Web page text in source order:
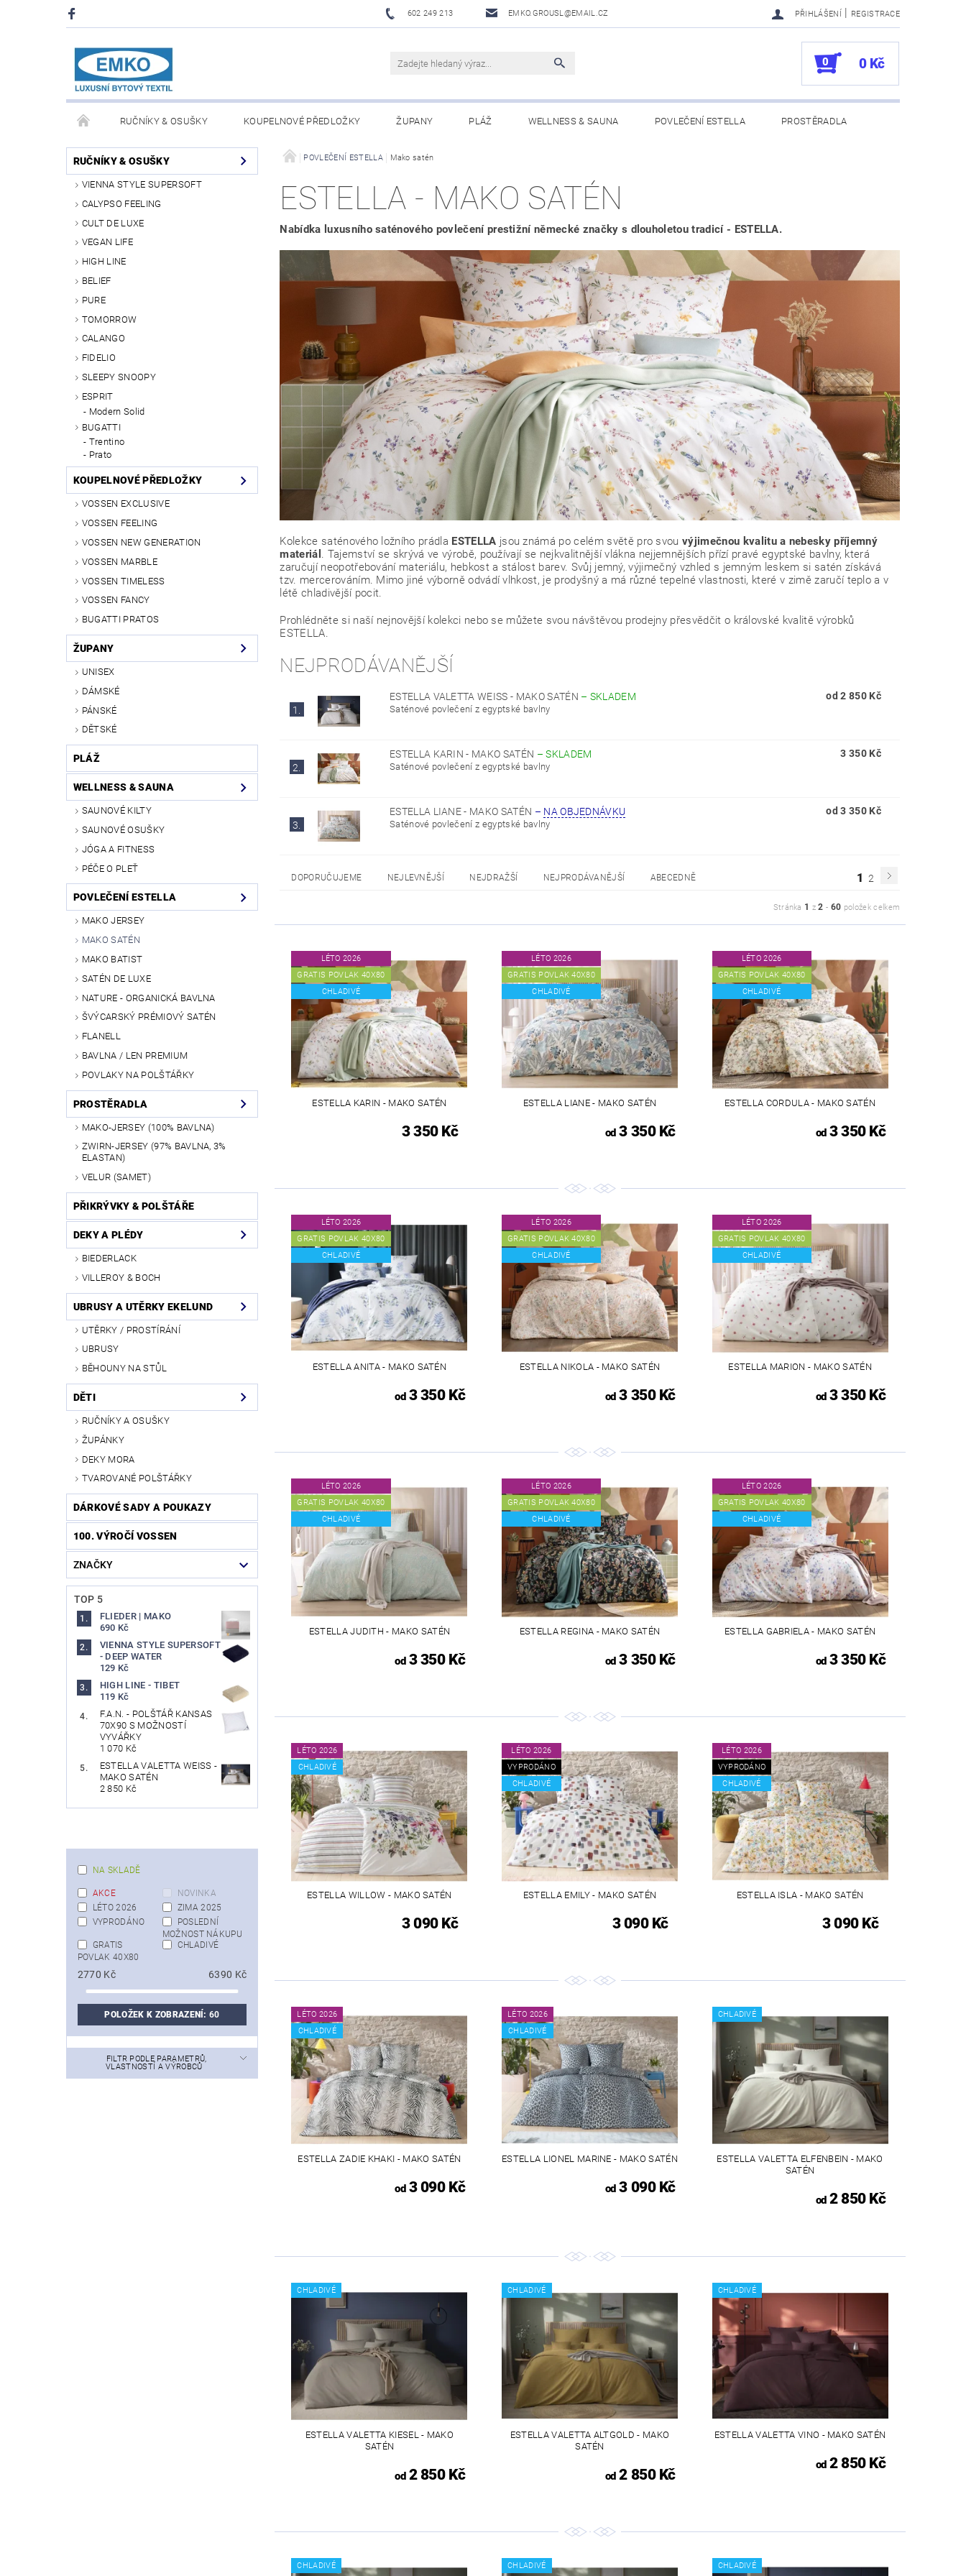
602 249 213 EMKO.GROUSL@EMAIL.CZ PŘIHLÁŠENÍ | REGISTRACE
0 0 Kč
RUČNÍKY & OSUŠKY KOUPELNOVÉ PŘEDLOŽKY ŽUPANY PLÁŽ WELLNESS & SAUNA POVLEČENÍ ESTELLA PROSTĚRADLA
PŘIKRÝVKY & POLŠTÁŘE DEKY A PLÉDY UBRUSY A UTĚRKY EKELUND
OBCHODNÍ PODMÍNKY NAPIŠTE NÁM
RUČNÍKY & OSUŠKY
VIENNA STYLE SUPERSOFT
CALYPSO FEELING
CULT DE LUXE
VEGAN LIFE
HIGH LINE
BELIEF
PURE
TOMORROW
CALANGO
FIDELIO
SLEEPY SNOOPY
ESPRIT
Modern Solid
BUGATTI
Trentino
Prato
KOUPELNOVÉ PŘEDLOŽKY
VOSSEN EXCLUSIVE
VOSSEN FEELING
VOSSEN NEW GENERATION
VOSSEN MARBLE
VOSSEN TIMELESS
VOSSEN FANCY
BUGATTI PRATOS
ŽUPANY
UNISEX
DÁMSKÉ
PÁNSKÉ
DĚTSKÉ
PLÁŽ
WELLNESS & SAUNA
SAUNOVÉ KILTY
SAUNOVÉ OSUŠKY
JÓGA A FITNESS
PÉČE O PLEŤ
POVLEČENÍ ESTELLA
MAKO JERSEY
MAKO SATÉN
MAKO BATIST
SATÉN DE LUXE
NATURE - ORGANICKÁ BAVLNA
ŠVÝCARSKÝ PRÉMIOVÝ SATÉN
FLANELL
BAVLNA / LEN PREMIUM
POVLAKY NA POLŠTÁŘKY
PROSTĚRADLA
MAKO-JERSEY (100% BAVLNA)
ZWIRN-JERSEY (97% BAVLNA, 3%
ELASTAN)
VELUR (SAMET)
PŘIKRÝVKY & POLŠTÁŘE
DEKY A PLÉDY
BIEDERLACK
VILLEROY & BOCH
UBRUSY A UTĚRKY EKELUND
UTĚRKY / PROSTÍRÁNÍ
UBRUSY
BĚHOUNY NA STŮL
DĚTI
RUČNÍKY A OSUŠKY
ŽUPÁNKY
DEKY MORA
TVAROVANÉ POLŠTÁŘKY
DÁRKOVÉ SADY A POUKAZY
100. VÝROČÍ VOSSEN
ZNAČKY
TOP 5
FLIEDER | MAKO
690 Kč
VIENNA STYLE SUPERSOFT
- DEEP WATER
129 Kč
HIGH LINE - TIBET
119 Kč
F.A.N. - POLŠTÁŘ KANSAS
70X90 S MOŽNOSTÍ
VYVÁŘKY
1 070 Kč
ESTELLA VALETTA WEISS -
MAKO SATÉN
2 850 Kč
NA SKLADĚ
AKCE
NOVINKA
LÉTO 2026
ZIMA 2025
VYPRODÁNO
POSLEDNÍ
MOŽNOST NÁKUPU
GRATIS
POVLAK 40X80
CHLADIVÉ
2770 Kč 6390 Kč
POLOŽEK K ZOBRAZENÍ:60
FILTR PODLE PARAMETRŮ,
VLASTNOSTÍ A VÝROBCŮ
POVLEČENÍ ESTELLA Mako satén
ESTELLA - MAKO SATÉN
Nabídka luxusního saténového povlečení prestižní německé značky s dlouholetou tradicí - ESTELLA.
Kolekce saténového ložního prádla ESTELLA jsou známá po celém světě pro svouvýjimečnou kvalitu a nebesky příjemný
materiál . Tajemství se skrývá ve výrobě, používají se nejkvalitnější vlákna nejjemnějších přízí pravé egyptské bavlny, která
zaručují neopotřebování materiálu, hebkost a stálost barev. Svůj jemný, výjimečný vzhled s jemným leskem si satén získává
tzv. mercerováním. Mimo jiné výborně odvádí vlhkost, je prodyšný a má různé tepelné vlastnosti, které v zimě zaručí teplo a v
létě chladivější pocit.
Prohlédněte si naší nejnovější kolekci nebo se můžete svou návštěvou prodejny přesvědčit o královské kvalitě výrobků
ESTELLA.
NEJPRODÁVANĚJŠÍ
1.
ESTELLA VALETTA WEISS - MAKO SATÉN – SKLADEM
Saténové povlečení z egyptské bavlny
od 2 850 Kč
2.
ESTELLA KARIN - MAKO SATÉN –SKLADEM
Saténové povlečení z egyptské bavlny
3 350 Kč
3.
ESTELLA LIANE - MAKO SATÉN – NA OBJEDNÁVKU
Saténové povlečení z egyptské bavlny
od 3 350 Kč
DOPORUČUJEME NEJLEVNĚJŠÍ NEJDRAŽŠÍ NEJPRODÁVANĚJŠÍ ABECEDNĚ 1 2
Stránka 1 z2 - 60 položek celkem
LÉTO 2026
GRATIS POVLAK 40X80
CHLADIVÉ
ESTELLA KARIN - MAKO SATÉN
3 350 Kč
LÉTO 2026
GRATIS POVLAK 40X80
CHLADIVÉ
ESTELLA LIANE - MAKO SATÉN
od3 350 Kč
LÉTO 2026
GRATIS POVLAK 40X80
CHLADIVÉ
ESTELLA CORDULA - MAKO SATÉN
od3 350 Kč
LÉTO 2026
GRATIS POVLAK 40X80
CHLADIVÉ
ESTELLA ANITA - MAKO SATÉN
od3 350 Kč
LÉTO 2026
GRATIS POVLAK 40X80
CHLADIVÉ
ESTELLA NIKOLA - MAKO SATÉN
od3 350 Kč
LÉTO 2026
GRATIS POVLAK 40X80
CHLADIVÉ
ESTELLA MARION - MAKO SATÉN
od3 350 Kč
LÉTO 2026
GRATIS POVLAK 40X80
CHLADIVÉ
ESTELLA JUDITH - MAKO SATÉN
od3 350 Kč
LÉTO 2026
GRATIS POVLAK 40X80
CHLADIVÉ
ESTELLA REGINA - MAKO SATÉN
od3 350 Kč
LÉTO 2026
GRATIS POVLAK 40X80
CHLADIVÉ
ESTELLA GABRIELA - MAKO SATÉN
od3 350 Kč
LÉTO 2026
CHLADIVÉ
ESTELLA WILLOW - MAKO SATÉN
3 090 Kč
LÉTO 2026
VYPRODÁNO
CHLADIVÉ
ESTELLA EMILY - MAKO SATÉN
3 090 Kč
LÉTO 2026
VYPRODÁNO
CHLADIVÉ
ESTELLA ISLA - MAKO SATÉN
3 090 Kč
LÉTO 2026
CHLADIVÉ
ESTELLA ZADIE KHAKI - MAKO SATÉN
od3 090 Kč
LÉTO 2026
CHLADIVÉ
ESTELLA LIONEL MARINE - MAKO SATÉN
od3 090 Kč
CHLADIVÉ
ESTELLA VALETTA ELFENBEIN - MAKO
SATÉN
od2 850 Kč
CHLADIVÉ
ESTELLA VALETTA KIESEL - MAKO
SATÉN
od2 850 Kč
CHLADIVÉ
ESTELLA VALETTA ALTGOLD - MAKO
SATÉN
od2 850 Kč
CHLADIVÉ
ESTELLA VALETTA VINO - MAKO SATÉN
od2 850 Kč
CHLADIVÉ CHLADIVÉ CHLADIVÉ